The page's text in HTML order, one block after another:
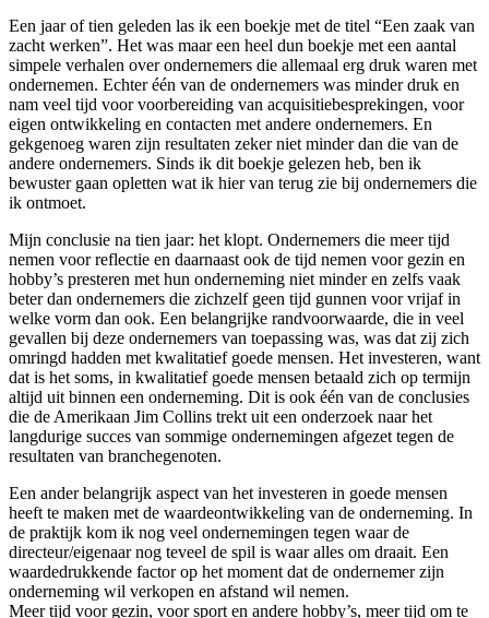
Een jaar of tien geleden las ik een boekje met de titel “Een zaak van
zacht werken”. Het was maar een heel dun boekje met een aantal
simpele verhalen over ondernemers die allemaal erg druk waren met
ondernemen. Echter één van de ondernemers was minder druk en
nam veel tijd voor voorbereiding van acquisitiebesprekingen, voor
eigen ontwikkeling en contacten met andere ondernemers. En
gekgenoeg waren zijn resultaten zeker niet minder dan die van de
andere ondernemers. Sinds ik dit boekje gelezen heb, ben ik
bewuster gaan opletten wat ik hier van terug zie bij ondernemers die
ik ontmoet.
Mijn conclusie na tien jaar: het klopt. Ondernemers die meer tijd
nemen voor reflectie en daarnaast ook de tijd nemen voor gezin en
hobby’s presteren met hun onderneming niet minder en zelfs vaak
beter dan ondernemers die zichzelf geen tijd gunnen voor vrijaf in
welke vorm dan ook. Een belangrijke randvoorwaarde, die in veel
gevallen bij deze ondernemers van toepassing was, was dat zij zich
omringd hadden met kwalitatief goede mensen. Het investeren, want
dat is het soms, in kwalitatief goede mensen betaald zich op termijn
altijd uit binnen een onderneming. Dit is ook één van de conclusies
die de Amerikaan Jim Collins trekt uit een onderzoek naar het
langdurige succes van sommige ondernemingen afgezet tegen de
resultaten van branchegenoten.
Een ander belangrijk aspect van het investeren in goede mensen
heeft te maken met de waardeontwikkeling van de onderneming. In
de praktijk kom ik nog veel ondernemingen tegen waar de
directeur/eigenaar nog teveel de spil is waar alles om draait. Een
waardedrukkende factor op het moment dat de ondernemer zijn
onderneming wil verkopen en afstand wil nemen.
Meer tijd voor gezin, voor sport en andere hobby’s, meer tijd om te